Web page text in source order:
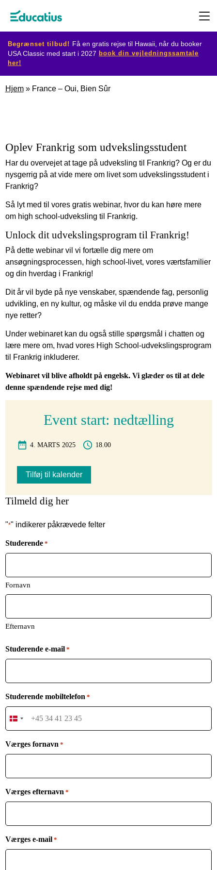
Begrænset tilbud! Få en gratis rejse til Hawaii, når du booker
USA Classic med start i 2027 book din vejledningssamtale
her!
din
udveksling
Bliv
værtsfamilie
Hjem» France – Oui, Bien Sûr
Oplev Frankrig som udvekslingsstudent
Har du overvejet at tage på udveksling til Frankrig? Og er du
nysgerrig på at vide mere om livet som udvekslingsstudent i
Frankrig?
Så lyt med til vores gratis webinar, hvor du kan høre mere
om high school-udveksling til Frankrig.
Unlock dit udvekslingsprogram til Frankrig!
På dette webinar vil vi fortælle dig mere om
ansøgningsprocessen, high school-livet, vores værtsfamilier
og din hverdag i Frankrig!
Dit år vil byde på nye venskaber, spændende fag, personlig
udvikling, en ny kultur, og måske vil du endda prøve mange
nye retter?
Under webinaret kan du også stille spørgsmål i chatten og
lære mere om, hvad vores High School-udvekslingsprogram
til Frankrig inkluderer.
Webinaret vil blive afholdt på engelsk. Vi glæder os til at dele
denne spændende rejse med dig!
Event start: nedtælling
4. MARTS 2025 18.00
Tilføj til kalender
Tilmeld dig her
"*" indikerer påkrævede felter
Studerende *
Fornavn
Efternavn
Studerende e-mail *
Studerende mobiltelefon *
Denmark
+45
Værges fornavn *
Værges efternavn *
Værges e-mail *